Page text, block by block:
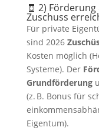
🧾 2)
Zuschuss
Für private
sind 2026
Kosten möglich
Systeme). Der
Grundförderung
(z. B. Bonus für
Eigentum).